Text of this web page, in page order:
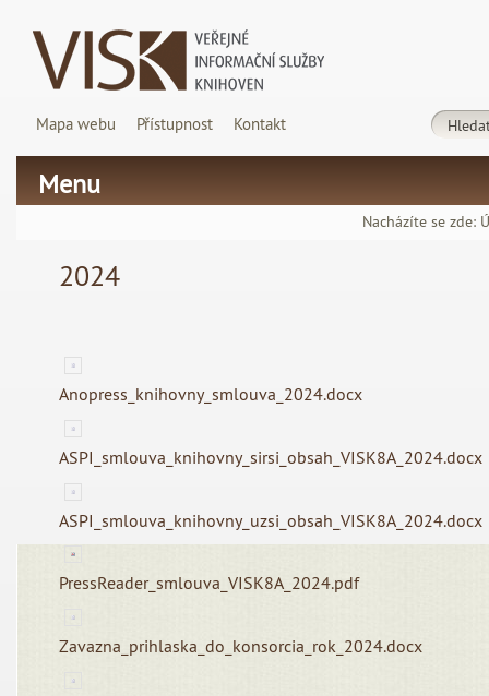
Mapa webu Přístupnost Kontakt
Menu
Nacházíte se zde:
2024
Anopress_knihovny_smlouva_2024.docx
ASPI_smlouva_knihovny_sirsi_obsah_VISK8A_2024.docx
ASPI_smlouva_knihovny_uzsi_obsah_VISK8A_2024.docx
PressReader_smlouva_VISK8A_2024.pdf
Zavazna_prihlaska_do_konsorcia_rok_2024.docx